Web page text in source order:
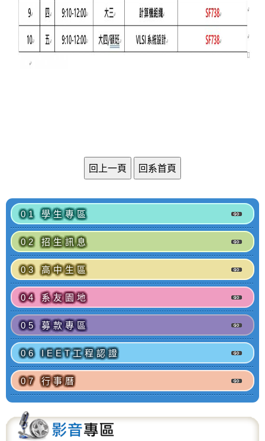
01 學生專區
02 招生訊息
03 高中生區
04 系友園地
05 募款專區
06 IEET工程認證
07 行事曆